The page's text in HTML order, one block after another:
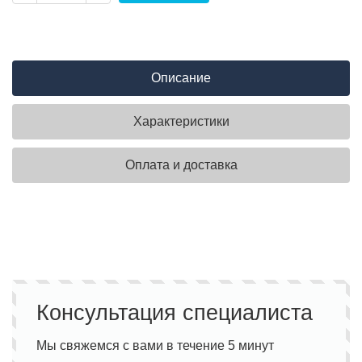
Описание
Характеристики
Оплата и доставка
Консультация специалиста
Мы свяжемся с вами в течение 5 минут